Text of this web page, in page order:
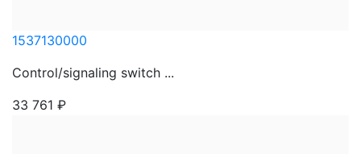
1537130000
Control/signaling switch ...
33 761 ₽